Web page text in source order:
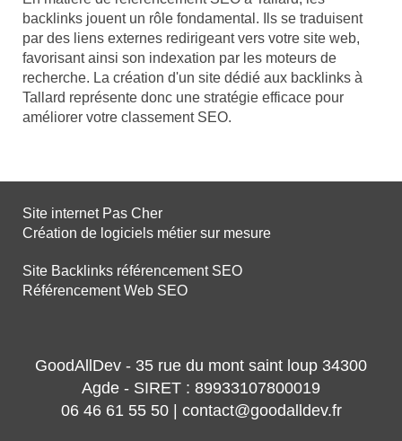
backlinks jouent un rôle fondamental. Ils se traduisent
par des liens externes redirigeant vers votre site web,
favorisant ainsi son indexation par les moteurs de
recherche. La création d'un site dédié aux backlinks à
Tallard représente donc une stratégie efficace pour
améliorer votre classement SEO.
Site internet Pas Cher
Création de logiciels métier sur mesure
Site Backlinks référencement SEO
Référencement Web SEO
GoodAllDev - 35 rue du mont saint loup 34300
Agde - SIRET : 89933107800019
06 46 61 55 50 | contact@goodalldev.fr